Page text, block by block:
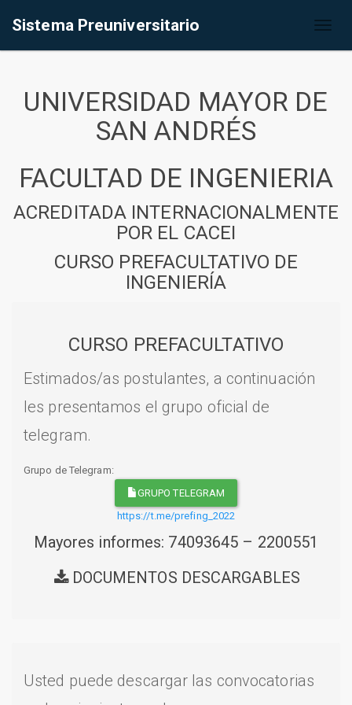
Sistema Preuniversitario
UNIVERSIDAD MAYOR DE
SAN ANDRÉS
FACULTAD DE INGENIERIA
ACREDITADA INTERNACIONALMENTE
POR EL CACEI
CURSO PREFACULTATIVO DE
INGENIERÍA
CURSO PREFACULTATIVO
Estimados/as postulantes, a continuación
les presentamos el grupo oficial de
telegram.
Grupo de Telegram:
GRUPO TELEGRAM
https://t.me/prefing_2022
Mayores informes: 74093645 – 2200551
DOCUMENTOS DESCARGABLES
Usted puede descargar las convocatorias